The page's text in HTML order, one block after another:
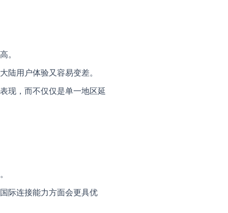
。
陆用户体验又容易变差。
表现，而不仅仅是单一地区延
际连接能力方面会更具优